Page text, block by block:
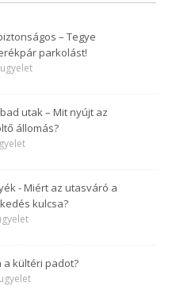
– Tegye
parkolást!
utak – Mit nyújt az
állomás?
- Miért az utasváró a
kulcsa?
a kültéri padot?